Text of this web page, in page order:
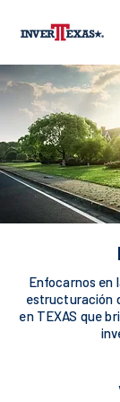
Enfocarnos en
estructuración
en TEXAS que